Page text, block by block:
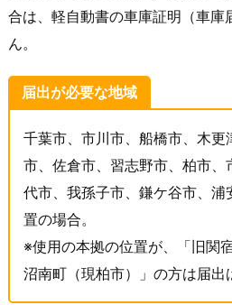
合は、軽自動書の車庫証明（車庫
ん。
届出が必要な地域
千葉市、市川市、船橋市、木更
市、佐倉市、習志野市、柏市、
代市、我孫子市、鎌ケ谷市、浦
置の場合。
※使用の本拠の位置が、「旧関
沼南町（現柏市）」の方は届出